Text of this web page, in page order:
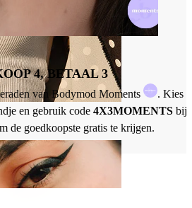
4, BETAAL 3
van Bodymod Moments
. Kies 4
en gebruik code 4X3MOMENTSbij
de goedkoopste gratis te krijgen.